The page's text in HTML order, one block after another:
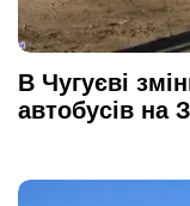
В Чугуєві
автобусів на